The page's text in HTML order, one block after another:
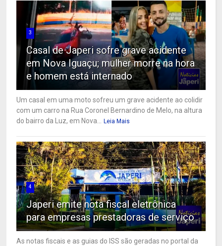
3
Casal de Japeri sofre grave acidente
em Nova Iguaçu; mulher morre na hora
e homem está internado
Um casal em uma moto sofreu um grave acidente ao colidir
com um carro na Rua Coronel Bernardino de Melo, na altura
do bairro da Luz, em Nova...
Leia Mais
4
Japeri emite nota fiscal eletrônica
para empresas prestadoras de serviço
As notas fiscais e as guias do ISS são geradas no portal da